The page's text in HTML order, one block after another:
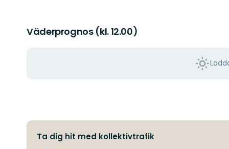
Väderprognos (kl. 12.00)
Ta dig hit med kollektivtrafik